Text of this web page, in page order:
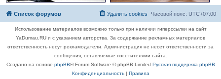
Список форумов Часовой пояс: UTC+07:00
Удалить cookies
Использование материалов возможно только при наличии гиперссылки на сайт
YaDumau.RU и с указанием авторства. За содержание рекламных материалов
ответственность несут рекламодатели. Администрация не несет ответственности за
сообщения, оставляемые посетителями сайта.
Создано на основе phpBB® Forum Software © phpBB Limited Русская поддержка phpBB
Конфиденциальность| Правила